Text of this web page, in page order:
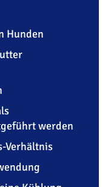
Hunden
werden
Verhältnis